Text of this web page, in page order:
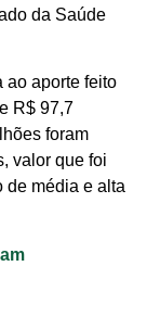
da Saúde
ao aporte feito
R$ 97,7
foram
valor que foi
de média e alta